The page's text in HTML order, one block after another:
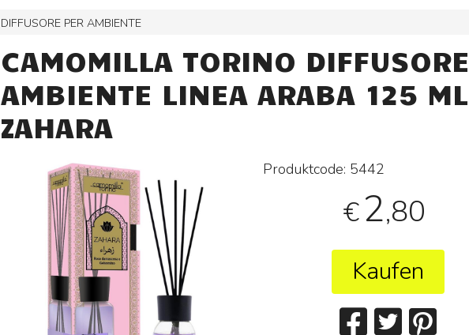
DIFFUSORE PER AMBIENTE
CAMOMILLA TORINO DIFFUSORE
AMBIENTE LINEA ARABA 125 ML
ZAHARA
Produktcode: 5442
€2,80
Kaufen